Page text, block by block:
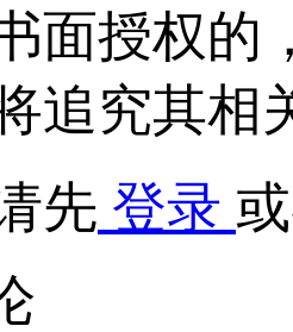
面授权的
追究其相
先 登录